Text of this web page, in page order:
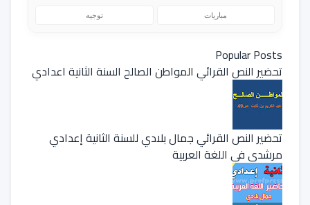
مباريات توجيه
Popular Posts
تحضير النص القرائي المواطن الصالح السنة الثانية اعدادي
تحضير النص القرائي جمال بلادي للسنة الثانية إعدادي
مرشدي في اللغة العربية